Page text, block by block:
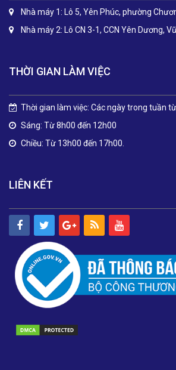
Nhà máy 1: Lô 5, Yên Phúc, phường
Nhà máy 2: Lô CN 3-1, CCN Yên Dương,
THỜI GIAN LÀM VIỆC
Thời gian làm việc: Các ngày trong tuần
Sáng: Từ 8h00 đến 12h00
Chiều: Từ 13h00 đến 17h00.
LIÊN KẾT